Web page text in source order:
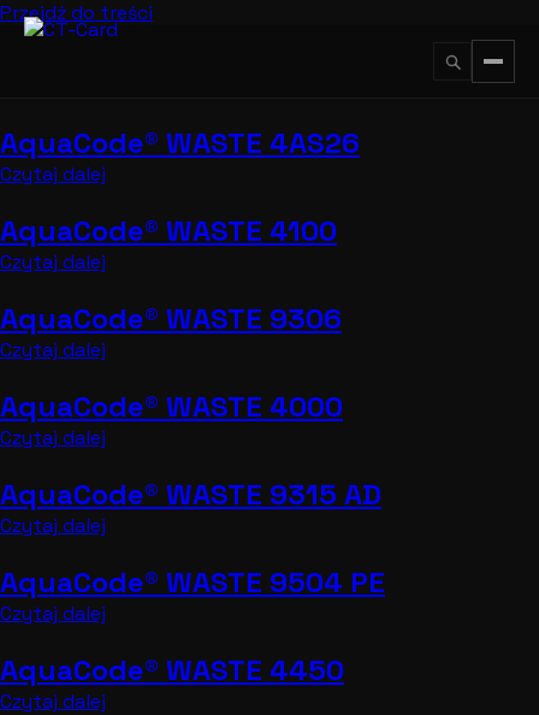
Przejdź do treści
AquaCode® WASTE 4AS26
Czytaj dalej
AquaCode® WASTE 4100
Czytaj dalej
AquaCode® WASTE 9306
Czytaj dalej
AquaCode® WASTE 4000
Czytaj dalej
AquaCode® WASTE 9315 AD
Czytaj dalej
AquaCode® WASTE 9504 PE
Czytaj dalej
AquaCode® WASTE 4450
Czytaj dalej